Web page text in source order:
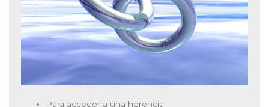
Para acceder a una herencia